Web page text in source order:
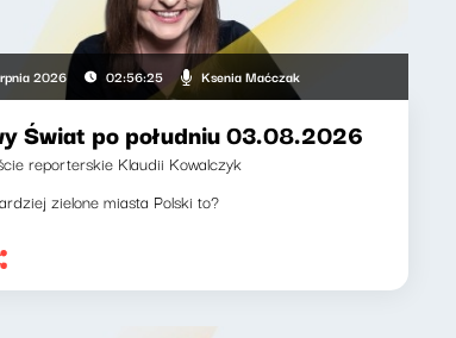
2026 02:56:25 Ksenia Maćczak
Świat po południu 03.08.2026
reporterskie Klaudii Kowalczyk
zielone miasta Polski to?